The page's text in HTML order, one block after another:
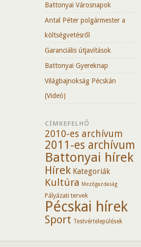
Battonyai Városnapok
Antal Péter polgármester a
költségvetésről
Garanciális útjavítások
Battonyai Gyereknap
Világbajnokság Pécskán
(Videó)
CÍMKEFELHŐ
2010-es archívum
2011-es archívum
Battonyai hírek
Hírek Kategoriák
Kultúra Mezőgazdaság
Pályázati tervek
Pécskai hírek
Sport Testvértelepülések